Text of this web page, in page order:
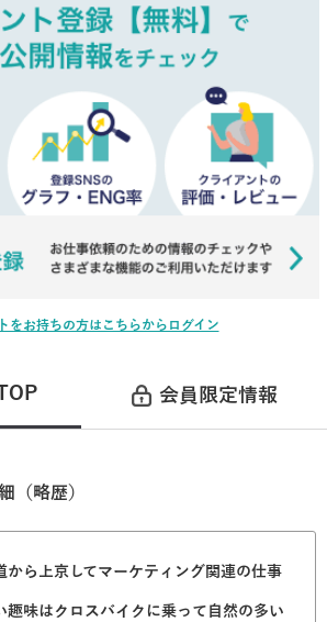
をお持ちの方はこちらからログイン
会員限定情報
（略歴）
から上京してマーケティング関連の仕事
趣味はクロスバイクに乗って自然の多い